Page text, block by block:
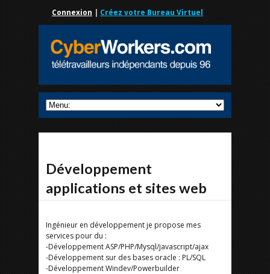
Connexion | Créez votre Bureau Virtuel
Développement
applications et sites web
Ingénieur en développement je propose mes
services pour du :
-Développement ASP/PHP/Mysql/javascript/ajax
-Développement sur des bases oracle : PL/SQL
-Développement Windev/Powerbuilder